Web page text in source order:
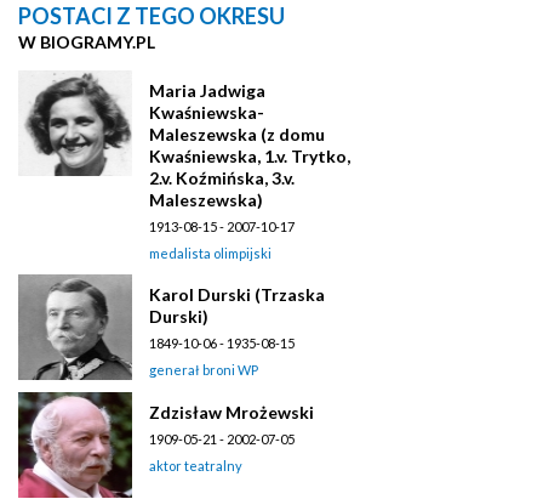
POSTACI Z TEGO OKRESU
W BIOGRAMY.PL
Maria Jadwiga
Kwaśniewska-
Maleszewska (z domu
Kwaśniewska, 1.v. Trytko,
2.v. Koźmińska, 3.v.
Maleszewska)
1913-08-15 - 2007-10-17
medalista olimpijski
Karol Durski (Trzaska
Durski)
1849-10-06 - 1935-08-15
generał broni WP
Zdzisław Mrożewski
1909-05-21 - 2002-07-05
aktor teatralny